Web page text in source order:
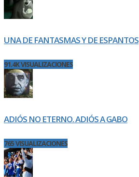
UNA DE FANTASMAS Y DE ESPANTOS
91.4K VISUALIZACIONES
ADIÓS NO ETERNO. ADIÓS A GABO
765 VISUALIZACIONES